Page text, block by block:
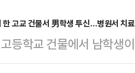
한 고교 건물서 男학생 투신…병원서 치
등학교 건물에서 남학생
방 당국에 따르면, 전날